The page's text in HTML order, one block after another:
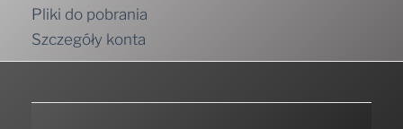
Pliki do pobrania
Szczegóły konta